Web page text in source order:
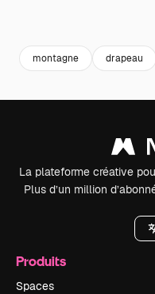
montagne drapeau
La plateforme créative
Plus d’un million
Produits
Spaces